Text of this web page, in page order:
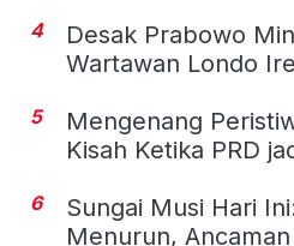
4
Desak Prabowo
Wartawan Londo
5
Mengenang
Kisah Ketika PRD
6
Sungai Musi Hari
Menurun,